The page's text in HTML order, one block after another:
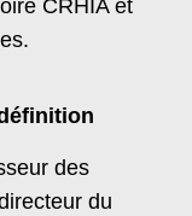
CRHIA et
des
du